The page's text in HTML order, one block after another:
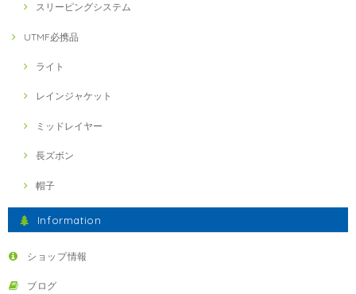
スリーピングシステム
UTMF必携品
ライト
レインジャケット
ミッドレイヤー
長ズボン
帽子
Information
ショップ情報
ブログ